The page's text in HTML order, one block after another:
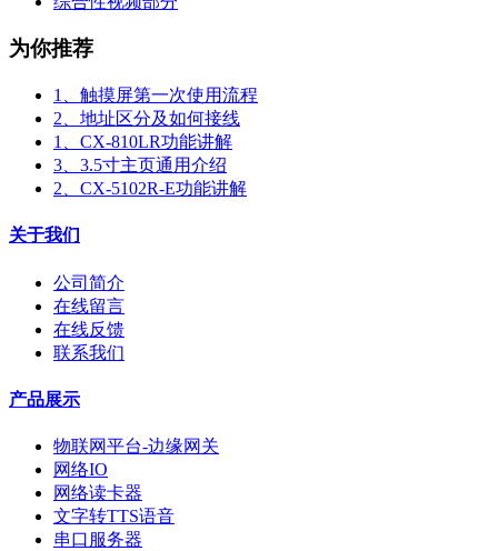
为你推荐
1、触摸屏第一次使用流程
2、地址区分及如何接线
1、CX-810LR功能讲解
3、3.5寸主页通用介绍
2、CX-5102R-E功能讲解
关于我们
公司简介
在线留言
在线反馈
联系我们
产品展示
物联网平台-边缘网关
网络IO
网络读卡器
文字转TTS语音
串口服务器